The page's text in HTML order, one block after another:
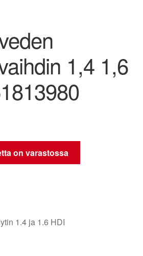
1,4 1,6
on varastossa
1.4 ja 1.6 HDI